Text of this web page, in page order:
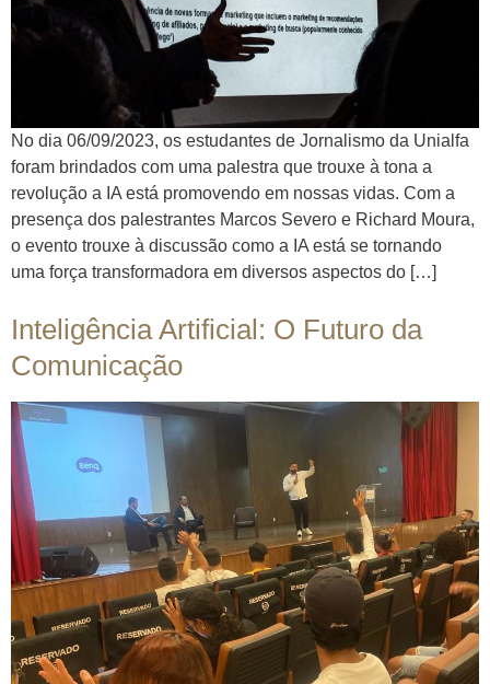
No dia 06/09/2023, os estudantes de Jornalismo da Unialfa
foram brindados com uma palestra que trouxe à tona a
revolução a IA está promovendo em nossas vidas. Com a
presença dos palestrantes Marcos Severo e Richard Moura,
o evento trouxe à discussão como a IA está se tornando
uma força transformadora em diversos aspectos do […]
Inteligência Artificial: O Futuro da
Comunicação